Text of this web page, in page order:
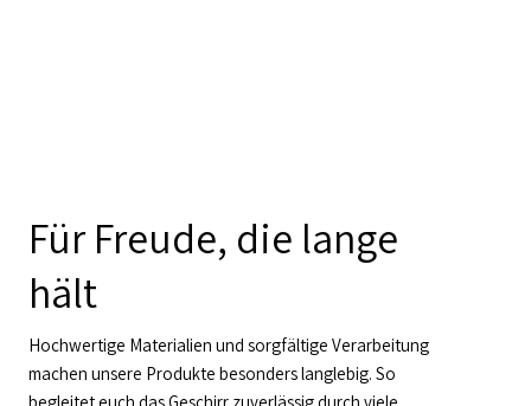
Für Freude, die lange
hält
Hochwertige Materialien und sorgfältige Verarbeitung
machen unsere Produkte besonders langlebig. So
begleitet euch das Geschirr zuverlässig durch viele